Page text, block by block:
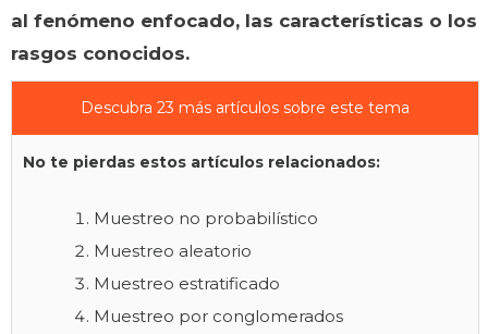
al fenómeno enfocado, las características o los
rasgos conocidos.
Descubra 23 más artículos sobre este tema
No te pierdas estos artículos relacionados:
Muestreo no probabilístico
Muestreo aleatorio
Muestreo estratificado
Muestreo por conglomerados